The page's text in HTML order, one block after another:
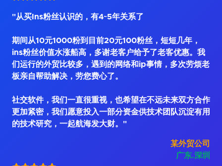
"从买Ins粉丝认识的，有4~5年关系了
期间从10元1000粉到目前20元100粉丝，短短几年，
ins粉丝价值水涨船高，多谢老客户给予了老客优惠。我
们运行的外贸比较多，遇到的网络和ip事情，多次劳烦老
板亲自帮助解决，劳您费心了。
社交软件，我们一直很重视，也希望在不远未来双方合作
更加紧密，我们愿意投入一部分资金供技术团队沉淀有用
的技术研究，一起航海发大财。"
某外贸公司
广东.深圳